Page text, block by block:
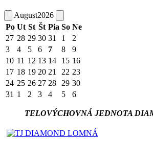
August2026
Po Ut St Št Pia So Ne
27 28 29 30 31 1
2
3
4 5 6 7 8
9
10 11 12 13 14 15 16
17 18 19 20 21 22 23
24 25 26 27 28 29 30
31 1 2 3 4 5 6
TELOVÝCHOVNÁ JEDNOTA